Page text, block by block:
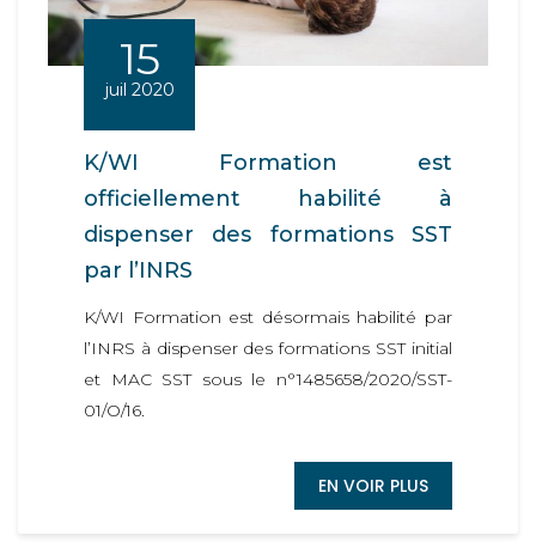
15
juil 2020
K/WI Formation est
officiellement habilité à
dispenser des formations SST
par l’INRS
K/WI Formation est désormais habilité par
l’INRS à dispenser des formations SST initial
et MAC SST sous le n°1485658/2020/SST-
01/O/16.
EN VOIR PLUS